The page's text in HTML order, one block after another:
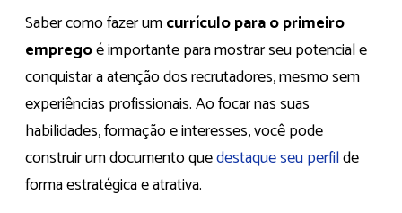
Saber como fazer umcurrículo para o primeiro
empregoé importante para mostrar seu potencial e
conquistar a atenção dos recrutadores, mesmo sem
experiências profissionais. Ao focar nas suas
habilidades, formação e interesses, você pode
construir um documento quedestaque seu perfilde
forma estratégica e atrativa.